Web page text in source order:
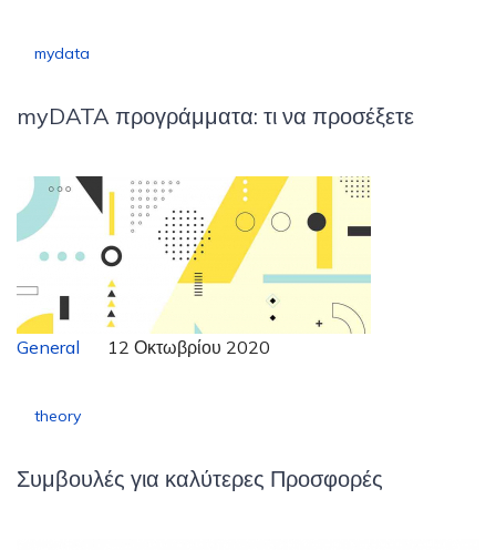
mydata
myDATA προγράμματα: τι να προσέξετε
General 12 Οκτωβρίου 2020
theory
Συμβουλές για καλύτερες Προσφορές